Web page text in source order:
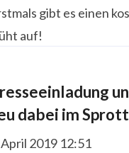
gibt es einen
auf!
dabei im
2019 12:51